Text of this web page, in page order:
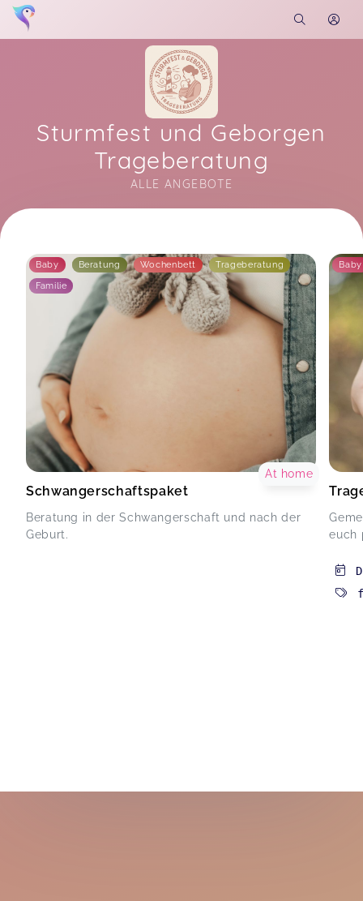
Sturmfest und Geborgen
Trageberatung
ALLE ANGEBOTE
Soon you will learn more about me here...
Baby Beratung Wochenbett Trageberatung
Familie
Schwangerschaftspaket
Beratung in der Schwangerschaft und nach der
Geburt.
At home
Baby
euch